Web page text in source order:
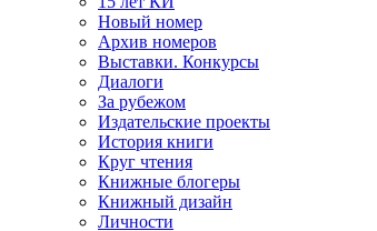
Новый номер
Архив номеров
Выставки. Конкурсы
Диалоги
За рубежом
Издательские проекты
История книги
Круг чтения
Книжные блогеры
Книжный дизайн
Личности